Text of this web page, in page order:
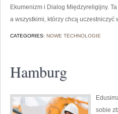
Ekumenizm i Dialog Międzyreligijny.
a wszystkimi, którzy chcą uczestniczyć
CATEGORIES: NOWE TECHNOLOGIE
Hamburg
sobie